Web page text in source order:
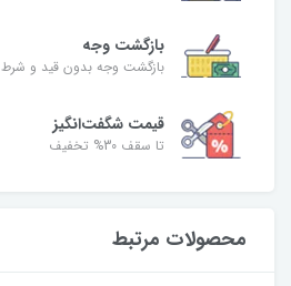
بازگشت وجه
بازگشت وجه بدون قید و شرط
قیمت شگفت‌انگیز
تا سقف 30% تخفیف
محصولات مرتبط